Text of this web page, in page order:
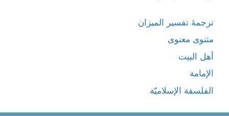
ترجمۀ تفسیر المیزان
مثنوی معنوی
أهل البيت
الإمامة
الفلسفة الإسلاميّة